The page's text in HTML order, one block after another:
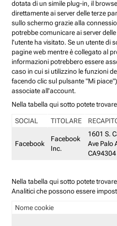
dotata di un simile plug-in, il
direttamente ai server delle terze
sullo schermo grazie alla
potrebbe comunicare ai server
l'utente ha visitato. Se un utente di
pagine web mentre è collegato al
informazioni potrebbero essere
caso in cui si utilizzino le funzioni
facendo clic sul pulsante "Mi
associate all'account.
Nella tabella qui sotto potete
SOCIAL TITOLARE
Facebook
Facebook
Inc.
1601 S.
Ave Palo
CA94304
Nella tabella qui sotto potete
Analitici che possono essere
Nome cookie